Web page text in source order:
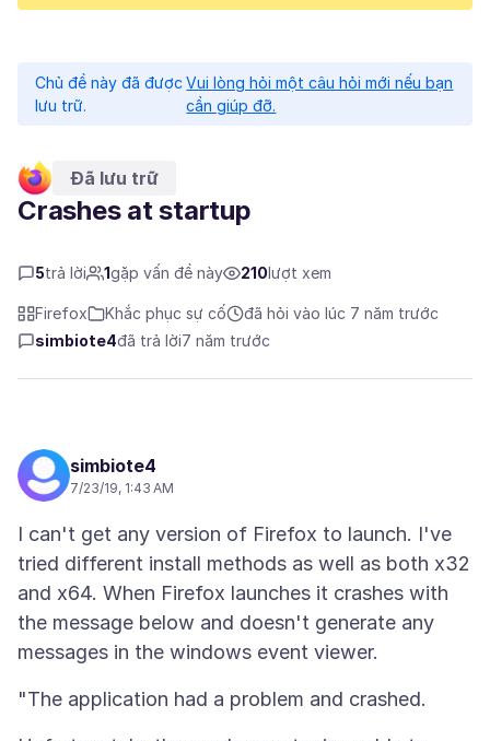
Chủ đề này đã được
lưu trữ.
Vui lòng hỏi một câu hỏi mới nếu bạn
cần giúp đỡ.
Đã lưu trữ
Crashes at startup
5trả lời 1gặp vấn đề này 210lượt xem
Firefox Khắc phục sự cố
đã hỏi vào lúc 7 năm trước
simbiote4đã trả lời7 năm trước
simbiote4
7/23/19, 1:43 AM
I can't get any version of Firefox to launch. I've
tried different install methods as well as both x32
and x64. When Firefox launches it crashes with
the message below and doesn't generate any